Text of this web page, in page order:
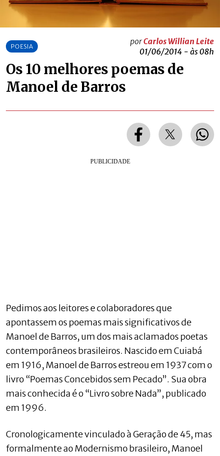
POESIA
porCarlos Willian Leite
01/06/2014 - às 08h
Os 10 melhores poemas de
Manoel de Barros
Pedimos aos leitores e colaboradores que
apontassem os poemas mais significativos de
Manoel de Barros, um dos mais aclamados poetas
contemporâneos brasileiros. Nascido em Cuiabá
em 1916, Manoel de Barros estreou em 1937 com o
livro “Poemas Concebidos sem Pecado”. Sua obra
mais conhecida é o “Livro sobre Nada”, publicado
em 1996.
Cronologicamente vinculado à Geração de 45, mas
formalmente ao Modernismo brasileiro, Manoel